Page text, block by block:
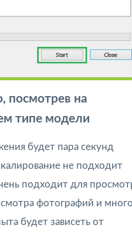
посмотрев на
типе модели
будет пара секунд
не подходит
подходит для
фотографий и
будет зависеть от